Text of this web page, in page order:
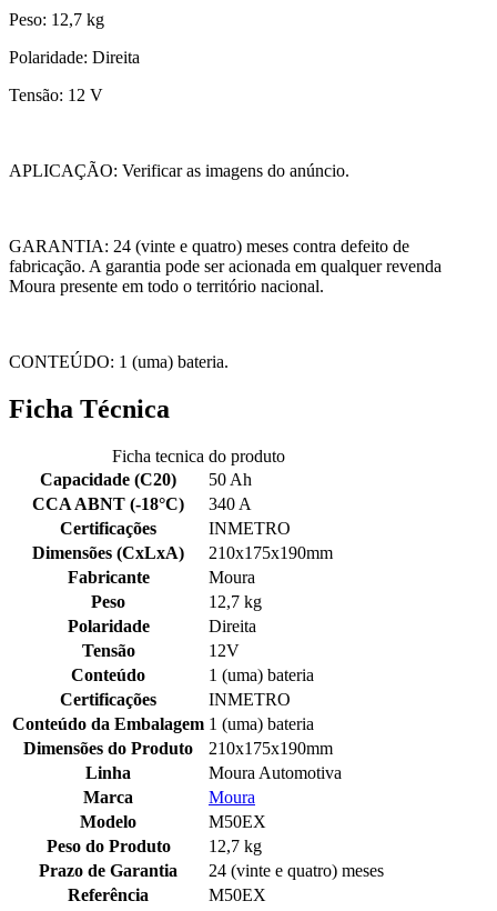
Peso: 12,7 kg
Polaridade: Direita
Tensão: 12 V
APLICAÇÃO: Verificar as imagens do anúncio.
GARANTIA: 24 (vinte e quatro) meses contra defeito de
fabricação. A garantia pode ser acionada em qualquer revenda
Moura presente em todo o território nacional.
CONTEÚDO: 1 (uma) bateria.
Ficha Técnica
Ficha tecnica do produto
Capacidade (C20)
50 Ah
CCA ABNT (-18°C)
340 A
Certificações
INMETRO
Dimensões (CxLxA)
210x175x190mm
Fabricante
Moura
Peso
12,7 kg
Polaridade
Direita
Tensão
12V
Conteúdo
1 (uma) bateria
Certificações
INMETRO
Conteúdo da Embalagem 1 (uma) bateria
Dimensões do Produto
210x175x190mm
Linha
Moura Automotiva
Marca
Moura
Modelo
M50EX
Peso do Produto
12,7 kg
Prazo de Garantia
24 (vinte e quatro) meses
Referência
M50EX